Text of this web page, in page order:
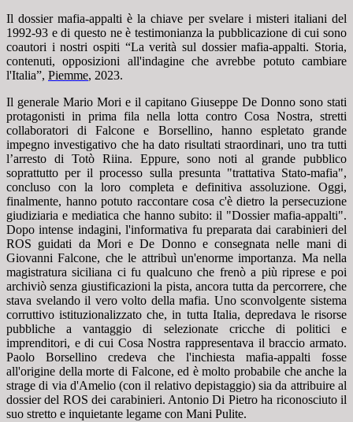
Il dossier mafia-appalti è la chiave per svelare i misteri italiani del
1992-93 e di questo ne è testimonianza la pubblicazione di cui sono
coautori i nostri ospiti “La verità sul dossier mafia-appalti. Storia,
contenuti, opposizioni all'indagine che avrebbe potuto cambiare
l'Italia”, Piemme, 2023.
Il generale Mario Mori e il capitano Giuseppe De Donno sono stati
protagonisti in prima fila nella lotta contro Cosa Nostra, stretti
collaboratori di Falcone e Borsellino, hanno espletato grande
impegno investigativo che ha dato risultati straordinari, uno tra tutti
l’arresto di Totò Riina. Eppure, sono noti al grande pubblico
soprattutto per il processo sulla presunta "trattativa Stato-mafia",
concluso con la loro completa e definitiva assoluzione. Oggi,
finalmente, hanno potuto raccontare cosa c'è dietro la persecuzione
giudiziaria e mediatica che hanno subito: il "Dossier mafia-appalti".
Dopo intense indagini, l'informativa fu preparata dai carabinieri del
ROS guidati da Mori e De Donno e consegnata nelle mani di
Giovanni Falcone, che le attribuì un'enorme importanza. Ma nella
magistratura siciliana ci fu qualcuno che frenò a più riprese e poi
archiviò senza giustificazioni la pista, ancora tutta da percorrere, che
stava svelando il vero volto della mafia. Uno sconvolgente sistema
corruttivo istituzionalizzato che, in tutta Italia, depredava le risorse
pubbliche a vantaggio di selezionate cricche di politici e
imprenditori, e di cui Cosa Nostra rappresentava il braccio armato.
Paolo Borsellino credeva che l'inchiesta mafia-appalti fosse
all'origine della morte di Falcone, ed è molto probabile che anche la
strage di via d'Amelio (con il relativo depistaggio) sia da attribuire al
dossier del ROS dei carabinieri. Antonio Di Pietro ha riconosciuto il
suo stretto e inquietante legame con Mani Pulite.